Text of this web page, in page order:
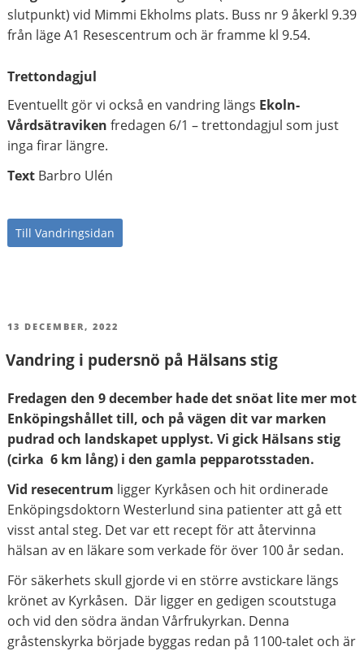
slutpunkt) vid Mimmi Ekholms plats. Buss nr 9 åkerkl 9.39
från läge A1 Resescentrum och är framme kl 9.54.
Trettondagjul
Eventuellt gör vi också en vandring längs Ekoln-
Vårdsätraviken fredagen 6/1 – trettondagjul som just
inga firar längre.
Text Barbro Ulén
Till Vandringsidan
PUBLICERAT
13 DECEMBER, 2022
Vandring i pudersnö på Hälsans stig
Fredagen den 9 december hade det snöat lite mer mot
Enköpingshållet till, och på vägen dit var marken
pudrad och landskapet upplyst. Vi gick Hälsans stig
(cirka 6 km lång) i den gamla pepparotsstaden.
Vid resecentrum ligger Kyrkåsen och hit ordinerade
Enköpingsdoktorn Westerlund sina patienter att gå ett
visst antal steg. Det var ett recept för att återvinna
hälsan av en läkare som verkade för över 100 år sedan.
För säkerhets skull gjorde vi en större avstickare längs
krönet av Kyrkåsen. Där ligger en gedigen scoutstuga
och vid den södra ändan Vårfrukyrkan. Denna
gråstenskyrka började byggas redan på 1100-talet och är